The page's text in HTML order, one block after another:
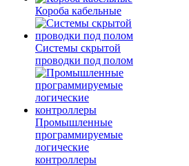
Короба кабельные
Системы скрытой
проводки под полом
Промышленные
программируемые
логические
контроллеры